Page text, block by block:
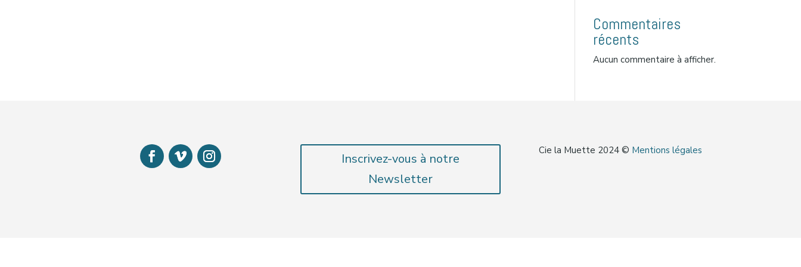
Commentaires
récents
Aucun commentaire à afficher.
Inscrivez-vous à notre
Newsletter
Cie la Muette 2024 © Mentions légales